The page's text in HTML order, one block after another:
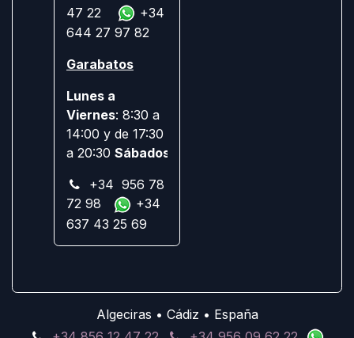
47 22
+34
644 27 97 82
Garabatos
Lunes a
Viernes: 8:30 a
14:00 y de 17:30
a 20:30 Sábados:
+34 956 78
72 98
+34
637 43 25 69
Algeciras • Cádiz • España